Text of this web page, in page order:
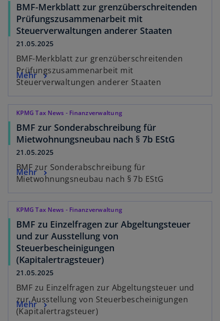
BMF-Merkblatt zur grenzüberschreitenden
Prüfungszusammenarbeit mit
Steuerverwaltungen anderer Staaten
21.05.2025
BMF-Merkblatt zur grenzüberschreitenden
Prüfungszusammenarbeit mit
Steuerverwaltungen anderer Staaten
Mehr
KPMG Tax News - Finanzverwaltung
BMF zur Sonderabschreibung für
Mietwohnungsneubau nach § 7b EStG
21.05.2025
BMF zur Sonderabschreibung für
Mietwohnungsneubau nach § 7b EStG
Mehr
KPMG Tax News - Finanzverwaltung
BMF zu Einzelfragen zur Abgeltungsteuer
und zur Ausstellung von
Steuerbescheinigungen
(Kapitalertragsteuer)
21.05.2025
BMF zu Einzelfragen zur Abgeltungsteuer und
zur Ausstellung von Steuerbescheinigungen
(Kapitalertragsteuer)
Mehr